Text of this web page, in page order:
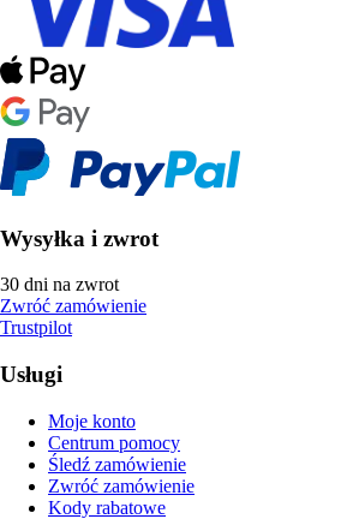
Wysyłka i zwrot
30 dni na zwrot
Zwróć zamówienie
Trustpilot
Usługi
Moje konto
Centrum pomocy
Śledź zamówienie
Zwróć zamówienie
Kody rabatowe